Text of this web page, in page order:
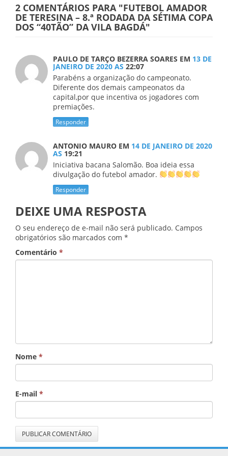
2 COMENTÁRIOS PARA "FUTEBOL AMADOR
DE TERESINA – 8.ª RODADA DA SÉTIMA COPA
DOS “40TÃO” DA VILA BAGDÁ"
PAULO DE TARÇO BEZERRA SOARES EM 13 DE
JANEIRO DE 2020 AS 22:07
Parabéns a organização do campeonato.
Diferente dos demais campeonatos da
capital,por que incentiva os jogadores com
premiações.
Responder
ANTONIO MAURO EM 14 DE JANEIRO DE 2020
AS 19:21
Iniciativa bacana Salomão. Boa ideia essa
divulgação do futebol amador.
Responder
DEIXE UMA RESPOSTA
O seu endereço de e-mail não será publicado. Campos
obrigatórios são marcados com *
Comentário *
Nome *
E-mail *